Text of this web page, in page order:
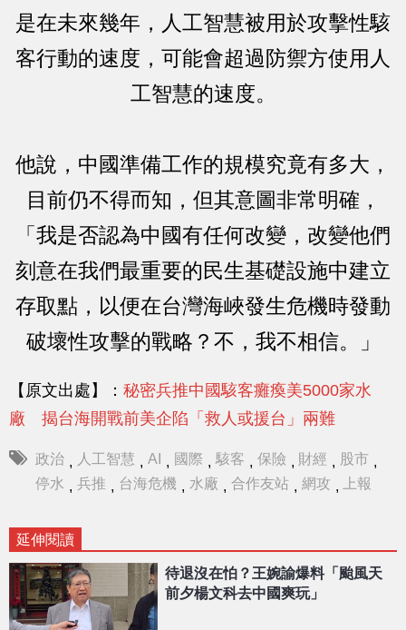
是在未來幾年，人工智慧被用於攻擊性駭
客行動的速度，可能會超過防禦方使用人
工智慧的速度。
他說，中國準備工作的規模究竟有多大，
目前仍不得而知，但其意圖非常明確，
「我是否認為中國有任何改變，改變他們
刻意在我們最重要的民生基礎設施中建立
存取點，以便在台灣海峽發生危機時發動
破壞性攻擊的戰略？不，我不相信。」
【原文出處】： 秘密兵推中國駭客癱瘓美5000家水
廠 揭台海開戰前美企陷「救人或援台」兩難
政治 , 人工智慧 , AI , 國際 , 駭客 , 保險 , 財經 , 股市 ,
停水 , 兵推 , 台海危機 , 水廠 , 合作友站 , 網攻 , 上報
延伸閱讀
待退沒在怕？王婉諭爆料「颱風天
前夕楊文科去中國爽玩」